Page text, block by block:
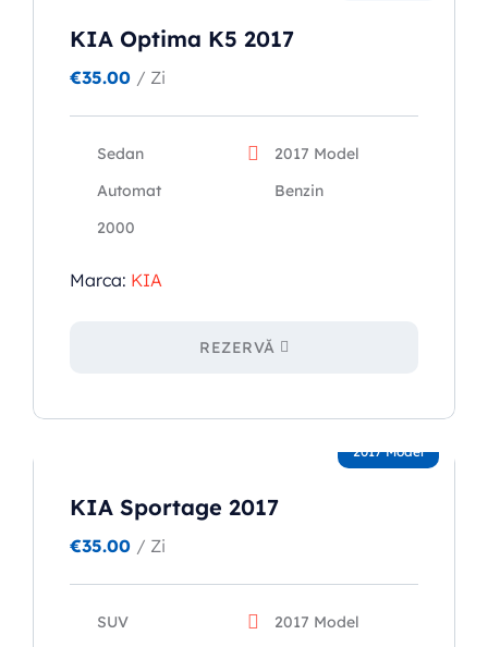
KIA Optima K5 2017
€35.00 / Zi
Sedan
2017 Model
Automat
Benzin
2000
Marca: KIA
REZERVĂ
2017 Model
KIA Sportage 2017
€35.00 / Zi
SUV
2017 Model